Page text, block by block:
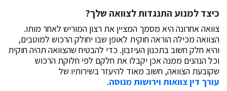
כיצד למנוע התנגדות לצוואה שלך?
צוואה אחרונה היא מסמך המציין את רצון המוריש לאחר מותו.
הצוואה מכילה הוראה חוקית לאופן שבו יחולק הרכוש למוטבים,
והיא חלק חשוב בתכנון העיזבון. כדי להבטיח שהצוואה תהיה חוקית
וכל הנהנים ממנה אכן יקבלו את חלקם לפי חלוקת הרכוש
שקובעת הצוואה, חשוב מאוד להיעזר בשירותיו של
עורך דין צוואות וירושות מנוסה.